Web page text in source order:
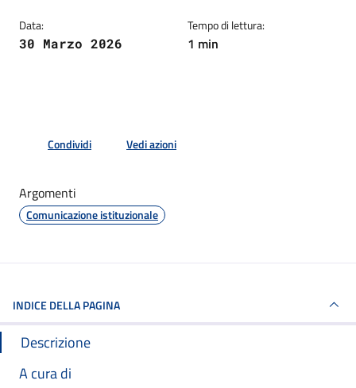
Data:
30 Marzo 2026
Tempo di lettura:
1 min
Condividi Vedi azioni
Argomenti
Comunicazione istituzionale
INDICE DELLA PAGINA
Descrizione
A cura di